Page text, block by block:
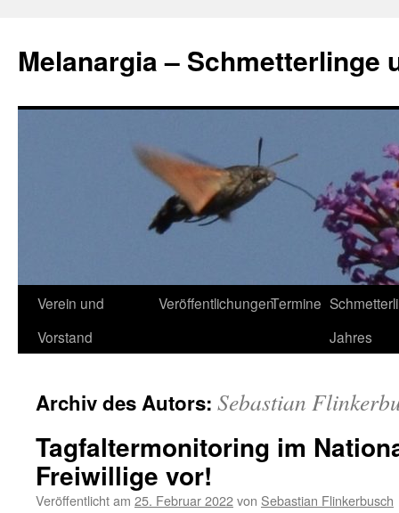
springen
Melanargia – Schmetterlinge
Verein und
Vorstand
VeröffentlichungenTermine
Jahres
Archiv des Autors: Sebastian
Tagfaltermonitoring im
Freiwillige vor!
Veröffentlicht am 25. Februar 2022von Sebastian Flinkerbusch